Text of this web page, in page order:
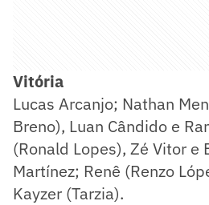
Vitória
Lucas Arcanjo; Nathan
Breno), Luan Cândido e
(Ronald Lopes), Zé Vitor e
Martínez; Renê (Renzo
Kayzer (Tarzia).